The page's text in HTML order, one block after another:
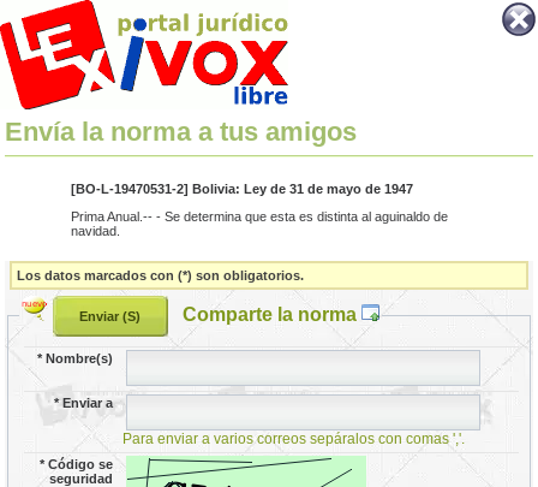
Envía la norma a tus amigos
[BO-L-19470531-2] Bolivia: Ley de 31 de mayo de 1947
Prima Anual.-- - Se determina que esta es distinta al aguinaldo de
navidad.
Los datos marcados con (*) son obligatorios.
Comparte la norma
*Nombre(s)
*Enviar a
Para enviar a varios correos sepáralos con comas ','.
*Código se
seguridad